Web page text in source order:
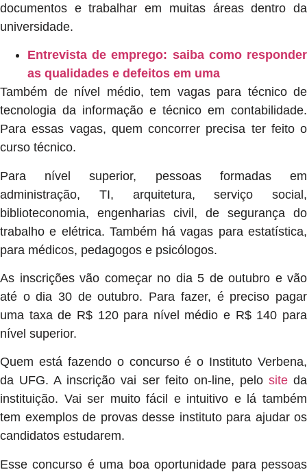
documentos e trabalhar em muitas áreas dentro da
universidade.
Entrevista de emprego: saiba como responder
as qualidades e defeitos em uma
Também de nível médio, tem vagas para técnico de
tecnologia da informação e técnico em contabilidade.
Para essas vagas, quem concorrer precisa ter feito o
curso técnico.
Para nível superior, pessoas formadas em
administração, TI, arquitetura, serviço social,
biblioteconomia, engenharias civil, de segurança do
trabalho e elétrica. Também há vagas para estatística,
para médicos, pedagogos e psicólogos.
As inscrições vão começar no dia 5 de outubro e vão
até o dia 30 de outubro. Para fazer, é preciso pagar
uma taxa de R$ 120 para nível médio e R$ 140 para
nível superior.
Quem está fazendo o concurso é o Instituto Verbena,
da UFG. A inscrição vai ser feito on-line, pelo siteda
instituição. Vai ser muito fácil e intuitivo e lá também
tem exemplos de provas desse instituto para ajudar os
candidatos estudarem.
Esse concurso é uma boa oportunidade para pessoas